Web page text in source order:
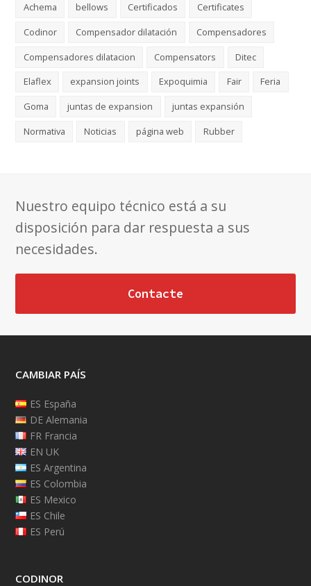
Achema bellows Certificados
Certificates
Codinor
Compensador dilatación
Compensadores
Compensadores dilatacion
Compensators
Ditec
Elaflex
expansion joints Expoquimia Fair
Feria
Goma
juntas de expansion
juntas expansión
Normativa
Noticias página web Rubber
Nuestro equipo técnico está a su
disposición para dar respuesta a sus
necesidades.
Contacte
CAMBIAR PAÍS
ES España
DE Alemania
FR Francia
EN UK
ES Argentina
ES Colombia
ES Mexico
ES Chile
ES Perú
CODINOR